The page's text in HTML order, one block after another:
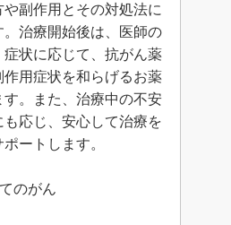
副作用とその対処法に
治療開始後は、医師の
状に応じて、抗がん薬
用症状を和らげるお薬
す。また、治療中の不安
応じ、安心して治療を
ートします。
のがん